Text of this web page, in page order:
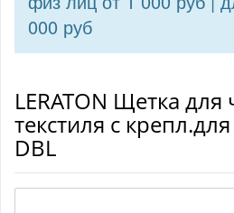
000 руб
LERATON Щетка для
текстиля с
DBL